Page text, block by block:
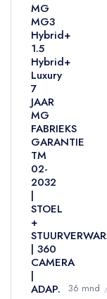
MG
MG3
Hybrid+
1.5
Hybrid+
Luxury
7
JAAR
MG
FABRIEKS
GARANTIE
TM
02-
2032
|
STOEL
+
| 360
CAMERA
|
ADAP.
36 mnd